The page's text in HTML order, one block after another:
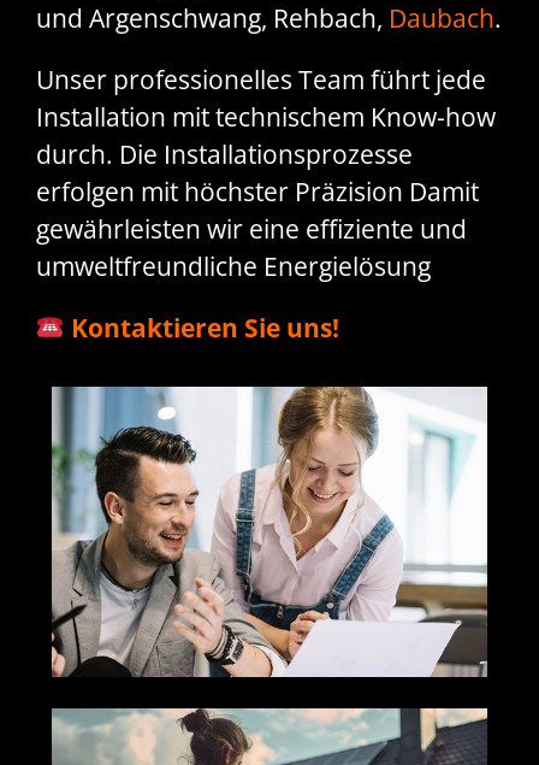
und Argenschwang, Rehbach, Daubach.
Unser professionelles Team führt jede
Installation mit technischem Know-how
durch. Die Installationsprozesse
erfolgen mit höchster Präzision Damit
gewährleisten wir eine effiziente und
umweltfreundliche Energielösung
Kontaktieren Sie uns!